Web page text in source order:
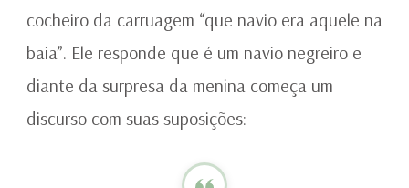
cocheiro da carruagem “que navio era aquele na
baia”. Ele responde que é um navio negreiro e
diante da surpresa da menina começa um
discurso com suas suposições: